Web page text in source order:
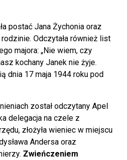
postać Jana Żychonia oraz
Odczytała również list
majora: „Nie wiem, czy
kochany Janek nie żyje.
dnia 17 maja 1944 roku pod
został odczytany Apel
delegacja na czele z
złożyła wieniec w miejscu
Andersa oraz
Zwieńczeniem